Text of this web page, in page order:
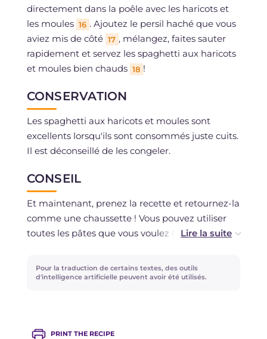
directement dans la poêle avec les haricots et
les moules 16 . Ajoutez le persil haché que vous
aviez mis de côté 17 , mélangez, faites sauter
rapidement et servez les spaghetti aux haricots
et moules bien chauds 18 !
CONSERVATION
Les spaghetti aux haricots et moules sont
excellents lorsqu'ils sont consommés juste cuits.
Il est déconseillé de les congeler.
CONSEIL
Et maintenant, prenez la recette et retournez-la
comme une chaussette ! Vous pouvez utiliser
toutes les pâtes que vous voulez (même si le
diriez-vous de tester les linguines ?) et ajouter
une touche de couleur, par exemple de la purée
Pour la traduction de certains textes, des outils
d'intelligence artificielle peuvent avoir été utilisés.
PRINT THE RECIPE